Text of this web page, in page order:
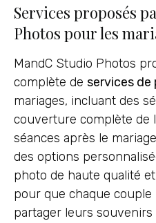
Services proposés
Photos pour les
MandC Studio Photos
complète de services
mariages, incluant des
couverture complète de
séances après le
des options
photo de haute qualité
pour que chaque
partager leurs